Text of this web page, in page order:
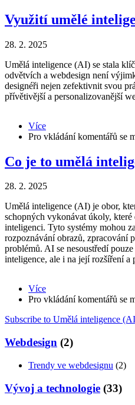
vyhledávání
po
Google
Overviews
a
Google
AI
Využití umělé
28. 2. 2025
Umělá inteligence (AI) se stala
odvětvích a webdesign není
designéři nejen zefektivnit svou
přívětivější a personalizovanější
Více
Využití
inteligence
ve
Pro vkládání komentářů se
Co je to umělá
28. 2. 2025
Umělá inteligence (AI) je obor,
schopných vykonávat úkoly,
inteligenci. Tyto systémy mohou
rozpoznávání obrazů, zpracování
problémů. AI se nesoustředí
inteligence, ale i na její rozšíření a
Více
Co
to
inteligence?
Pro vkládání komentářů se
Subscribe to Umělá inteligence
Webdesign (2)
Trendy ve webdesignu (2)
Vývoj a technologie (33)